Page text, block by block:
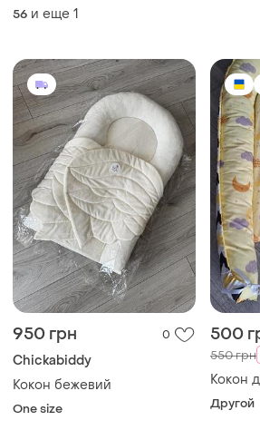
56 и еще 1
950 грн 0
Chickabiddy
Кокон бежевий
One size
500
550 грн
Кокон
Другой